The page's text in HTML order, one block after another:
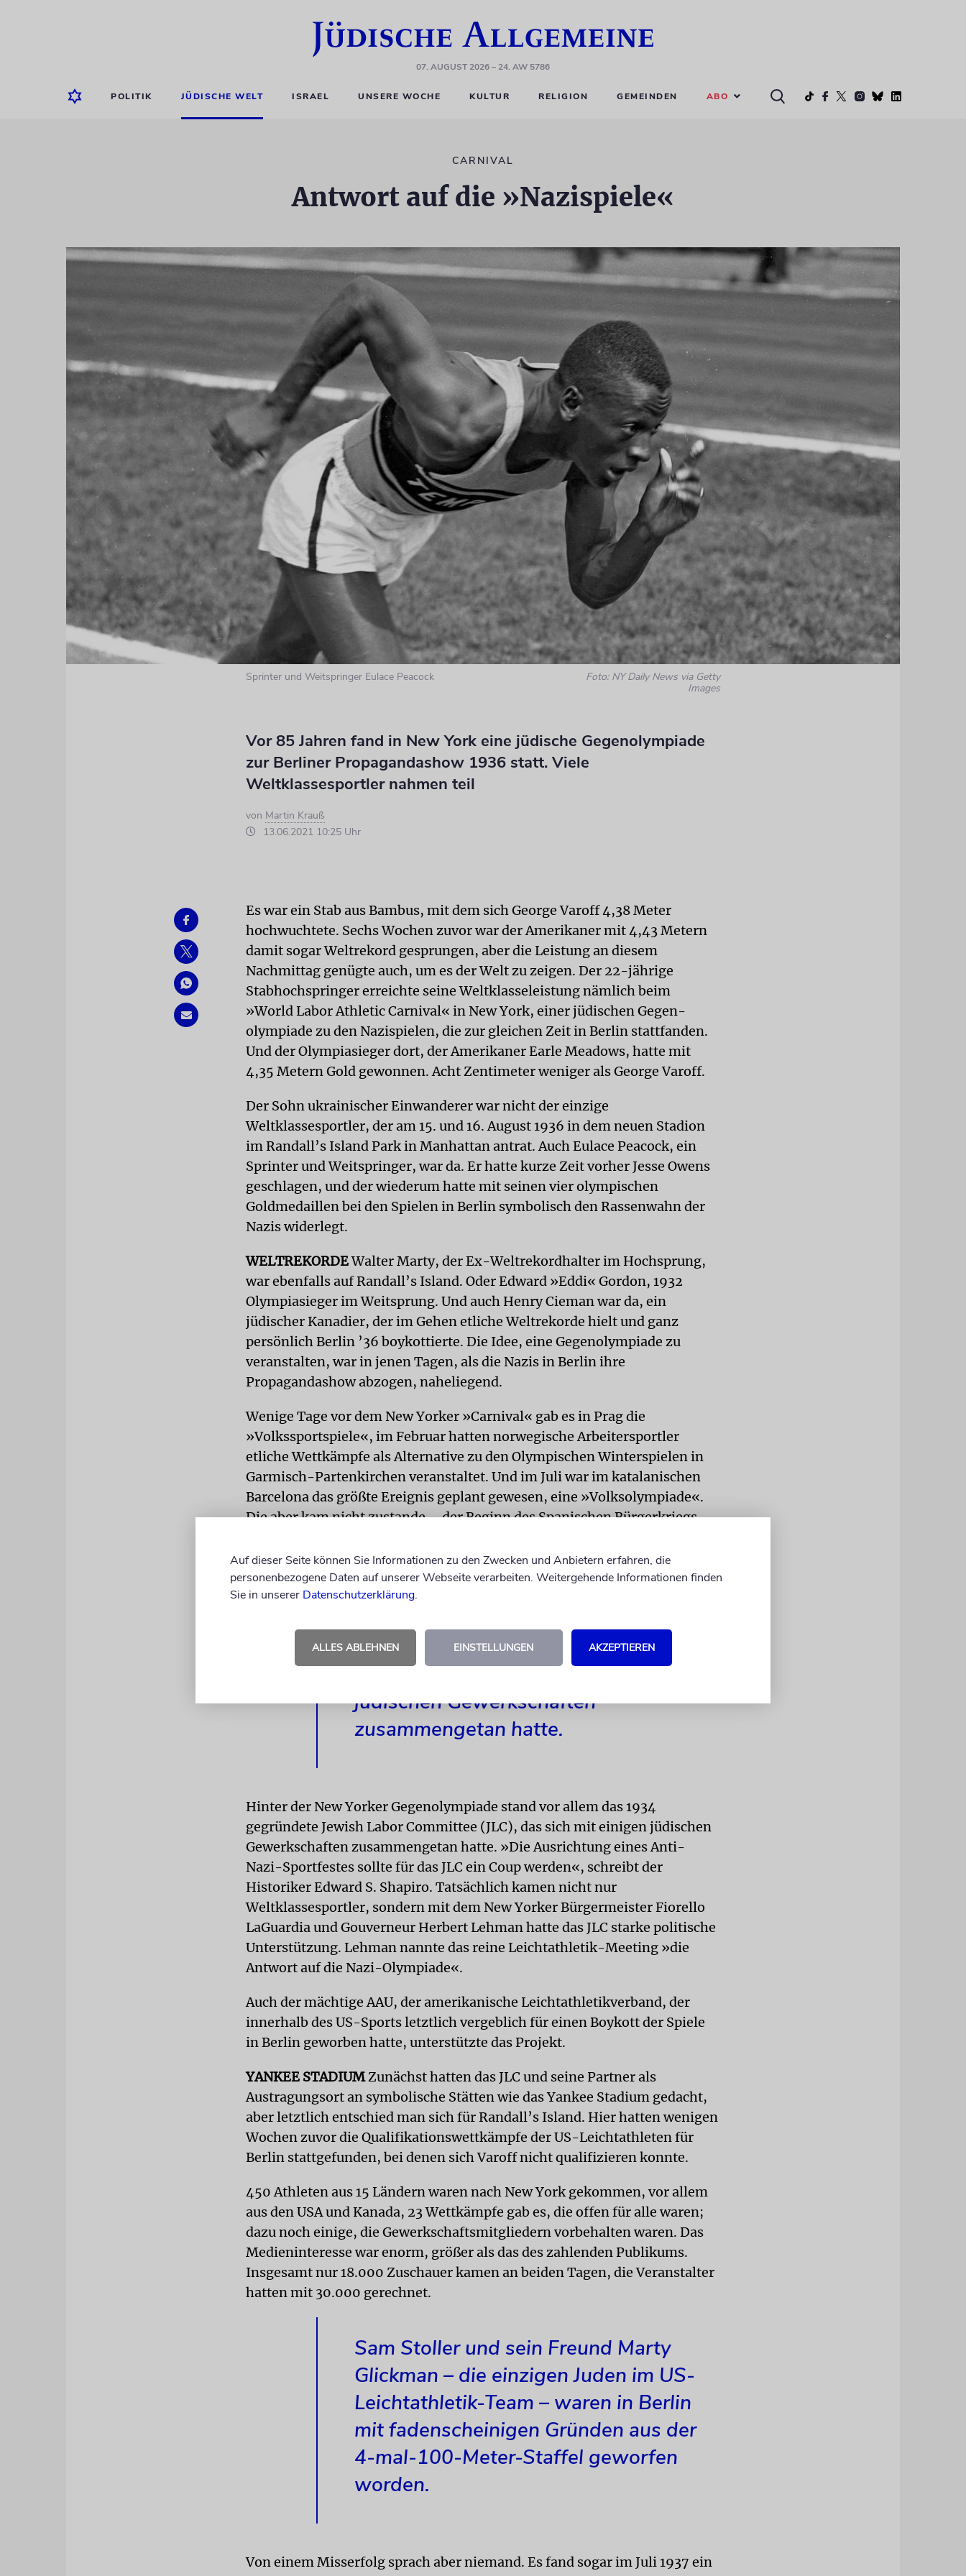
07. AUGUST 2026– 24. AW 5786
POLITIK JÜDISCHE WELT ISRAEL UNSERE WOCHE KULTUR RELIGION GEMEINDEN ABO
CARNIVAL
Antwort auf die »Nazispiele«
Sprinter und Weitspringer Eulace Peacock
Foto: NY Daily News via Getty
Images
Vor 85 Jahren fand in New York eine jüdische Gegenolympiade
zur Berliner Propagandashow 1936 statt. Viele
Weltklassesportler nahmen teil
von Martin Krauß
13.06.2021 10:25 Uhr
Es war ein Stab aus Bambus, mit dem sich George Varoff 4,38 Meter
hochwuchtete. Sechs Wochen zuvor war der Amerikaner mit 4,43 Metern
damit sogar Weltrekord gesprungen, aber die Leistung an diesem
Nachmittag genügte auch, um es der Welt zu zeigen. Der 22-jährige
Stabhochspringer erreichte seine Weltklasseleistung nämlich beim
»World Labor Athletic Carnival« in New York, einer jüdischen Gegen­
olympiade zu den Nazispielen, die zur gleichen Zeit in Berlin stattfanden.
Und der Olympiasieger dort, der Amerikaner Earle Meadows, hatte mit
4,35 Metern Gold gewonnen. Acht Zentimeter weniger als George Varoff.
Der Sohn ukrainischer Einwanderer war nicht der einzige
Weltklassesportler, der am 15. und 16. August 1936 in dem neuen Stadion
im Randall’s Island Park in Manhattan antrat. Auch Eulace Peacock, ein
Sprinter und Weitspringer, war da. Er hatte kurze Zeit vorher Jesse Owens
geschlagen, und der wiederum hatte mit seinen vier olympischen
Goldmedaillen bei den Spielen in Berlin symbolisch den Rassenwahn der
Nazis widerlegt.
WELTREKORDEWalter Marty, der Ex-Weltrekordhalter im Hochsprung,
war ebenfalls auf Randall’s Island. Oder Edward »Eddi« Gordon, 1932
Olympiasieger im Weitsprung. Und auch Henry Cieman war da, ein
jüdischer Kanadier, der im Gehen etliche Weltrekorde hielt und ganz
persönlich Berlin ’36 boykottierte. Die Idee, eine Gegenolympiade zu
veranstalten, war in jenen Tagen, als die Nazis in Berlin ihre
Propagandashow abzogen, naheliegend.
Wenige Tage vor dem New Yorker »Carnival« gab es in Prag die
»Volkssportspiele«, im Februar hatten norwegische Arbeitersportler
etliche Wettkämpfe als Alternative zu den Olympischen Winterspielen in
Garmisch-Partenkirchen veranstaltet. Und im Juli war im katalanischen
Barcelona das größte Ereignis geplant gewesen, eine »Volksolympiade«.
Die aber kam nicht zustande – der Beginn des Spanischen Bürgerkriegs
Hinter der New Yorker
1934 gegründete Jewish Labor
Committee (JLC), das sich mit einigen
jüdischen Gewerkschaften
zusammengetan hatte.
Hinter der New Yorker Gegenolympiade stand vor allem das 1934
gegründete Jewish Labor Committee (JLC), das sich mit einigen jüdischen
Gewerkschaften zusammengetan hatte. »Die Ausrichtung eines Anti-
Nazi-Sportfestes sollte für das JLC ein Coup werden«, schreibt der
Historiker Edward S. Shapiro. Tatsächlich kamen nicht nur
Weltklassesportler, sondern mit dem New Yorker Bürgermeister Fiorello
LaGuardia und Gouverneur Herbert Lehman hatte das JLC starke politische
Unterstützung. Lehman nannte das reine Leichtathletik-Meeting »die
Antwort auf die Nazi-Olympiade«.
Auch der mächtige AAU, der amerikanische Leichtathletikverband, der
innerhalb des US-Sports letztlich vergeblich für einen Boykott der Spiele
in Berlin geworben hatte, unterstützte das Projekt.
YANKEE STADIUMZunächst hatten das JLC und seine Partner als
Austragungsort an symbolische Stätten wie das Yankee Stadium gedacht,
aber letztlich entschied man sich für Randall’s Island. Hier hatten wenigen
Wochen zuvor die Qualifikationswettkämpfe der US-Leichtathleten für
Berlin stattgefunden, bei denen sich Varoff nicht qualifizieren konnte.
450 Athleten aus 15 Ländern waren nach New York gekommen, vor allem
aus den USA und Kanada, 23 Wettkämpfe gab es, die offen für alle waren;
dazu noch einige, die Gewerkschaftsmitgliedern vorbehalten waren. Das
Medieninteresse war enorm, größer als das des zahlenden Publikums.
Insgesamt nur 18.000 Zuschauer kamen an beiden Tagen, die Veranstalter
hatten mit 30.000 gerechnet.
Sam Stoller und sein Freund Marty
Glickman – die einzigen Juden im US-
Leichtathletik-Team – waren in Berlin
mit fadenscheinigen Gründen aus der
4-mal-100-Meter-Staffel geworfen
worden.
Von einem Misserfolg sprach aber niemand. Es fand sogar im Juli 1937 ein
Auf dieser Seite können Sie Informationen zu den Zwecken und Anbietern erfahren, die
personenbezogene Daten auf unserer Webseite verarbeiten. Weitergehende Informationen finden
Sie in unserer Datenschutzerklärung.
ALLES ABLEHNEN EINSTELLUNGEN AKZEPTIEREN